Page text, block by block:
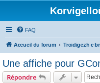
FAQ
Accueil du forum Troidigezh e
Une affiche pour
Répondre